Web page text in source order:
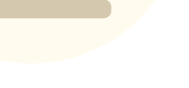
500,000 USDT